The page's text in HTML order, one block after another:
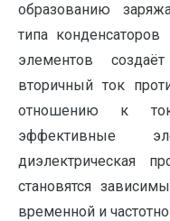
образованию
типа
элементов
вторичный ток
отношению к
эффективные
диэлектрическая
становятся
временной и